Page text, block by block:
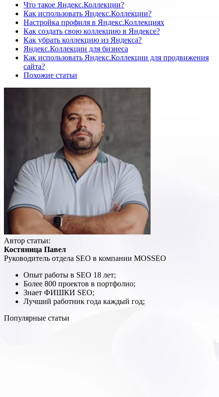
Что такое Яндекс.Коллекции?
Как использовать Яндекс.Коллекции?
Настройка профиля в Яндекс.Коллекциях
Как создать свою коллекцию в Яндексе?
Как убрать коллекцию из Яндекса?
Яндекс.Коллекции для бизнеса
Как использовать Яндекс.Коллекции для продвижения
сайта?
Похожие статьи
Автор статьи:
Костяница Павел
Руководитель отдела SEO в компании MOSSEO
Опыт работы в SEO 18 лет;
Более 800 проектов в портфолио;
Знает ФИШКИ SEO;
Лучший работник года каждый год;
Популярные статьи